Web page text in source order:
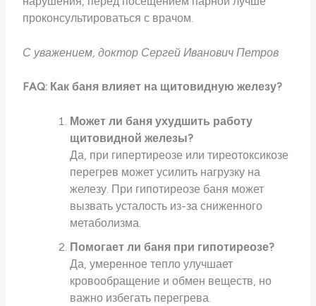
проконсультироваться с врачом.
С уважением, доктор Сергей Иванович Петров
FAQ: Как баня влияет на щитовидную железу?
Может ли баня ухудшить работу
щитовидной железы?
Да, при гипертиреозе или тиреотоксикозе
перегрев может усилить нагрузку на
железу. При гипотиреозе баня может
вызвать усталость из-за сниженного
метаболизма.
Помогает ли баня при гипотиреозе?
Да, умеренное тепло улучшает
кровообращение и обмен веществ, но
важно избегать перегрева.